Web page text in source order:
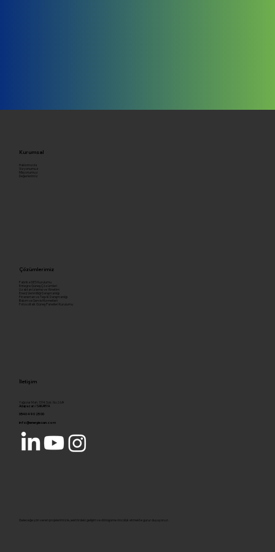
Çözümlerimiz
Fabrika GES Kurulumu
Entegre Güneş Çözümleri
Uzaktan İzleme ve Yönetim
Enerji Verimliliği Danışmanlığı
Finansman ve Teşvik Danışmanlığı
Bakım ve Servis Hizmetleri
Fotovoltaik Güneş Panelleri Kurulumu
Geleceğe yön veren projelerimizle, sektördeki gelişim ve dönüşüme öncülük etmekte gurur duyuyoruz.
Kurumsal
Hakkımızda
Vizyonumuz
Misyonumuz
Değerlerimiz
İletişim
Yağcılar Mah. 1314. Sok. No:26/A
Adapazarı / SAKARYA
0540 490 25 00
info@energiesan.com